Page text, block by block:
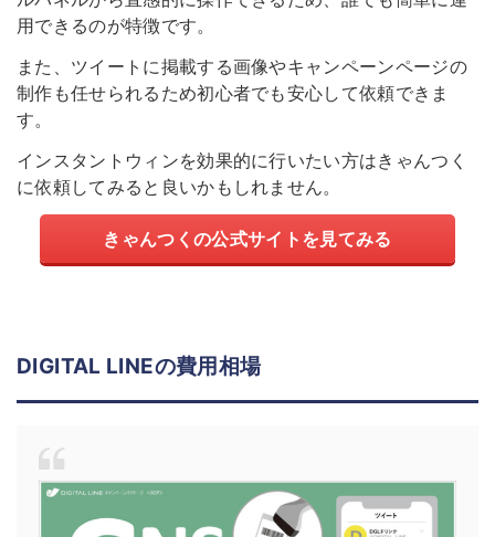
用できるのが特徴です。
また、ツイートに掲載する画像やキャンペーンページの
制作も任せられるため初心者でも安心して依頼できま
す。
インスタントウィンを効果的に行いたい方はきゃんつく
に依頼してみると良いかもしれません。
きゃんつくの公式サイトを見てみる
DIGITAL LINEの費用相場